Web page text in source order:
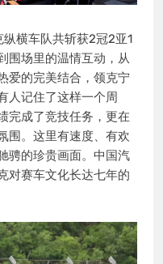
横车队共斩获2冠2亚1
围场里的温情互动，从
爱的完美结合，领克宁
人记住了这样一个周
完成了竞技任务，更在
围。这里有速度、有欢
骋的珍贵画面。中国汽
对赛车文化长达七年的